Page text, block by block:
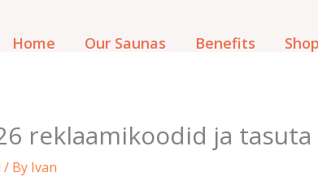
Home Our Saunas Benefits Shop
reklaamikoodid ja
/ By Ivan